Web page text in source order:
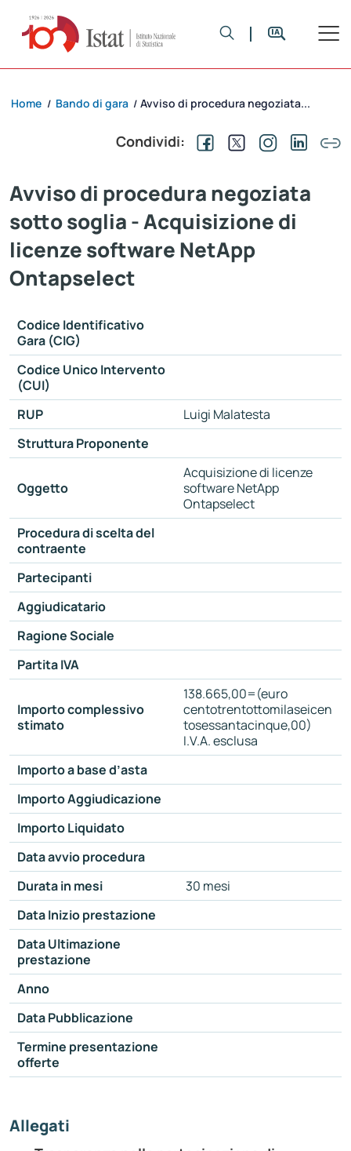
Home / Bando di gara / Avviso di procedura negoziata...
Condividi:
Avviso di procedura negoziata
sotto soglia - Acquisizione di
licenze software NetApp
Ontapselect
Codice Identificativo
Gara (CIG)
Codice Unico Intervento
(CUI)
RUP
Luigi Malatesta
Struttura Proponente
Oggetto
Acquisizione di licenze
software NetApp
Ontapselect
Procedura di scelta del
contraente
Partecipanti
Aggiudicatario
Ragione Sociale
Partita IVA
Importo complessivo
stimato
138.665,00=(euro
centotrentottomilaseicen
tosessantacinque,00)
I.V.A. esclusa
Importo a base d’asta
Importo Aggiudicazione
Importo Liquidato
Data avvio procedura
Durata in mesi
30 mesi
Data Inizio prestazione
Data Ultimazione
prestazione
Anno
Data Pubblicazione
Termine presentazione
offerte
Allegati